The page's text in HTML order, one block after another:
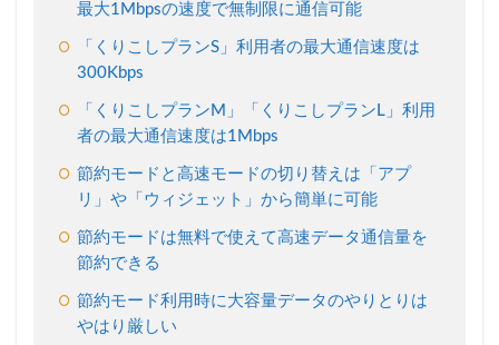
バイ
「ア
プ
から
簡単
約モ
ード
動で
きる
2.3
UQモ
最大1Mbpsの速度で無制限に通信可能
「くりこしプランS」利用者の最大通信速度は
300Kbps
「くりこしプランM」「くりこしプランL」利用
者の最大通信速度は1Mbps
節約モードと高速モードの切り替えは「アプ
リ」や「ウィジェット」から簡単に可能
節約モードは無料で使えて高速データ通信量を
節約できる
節約モード利用時に大容量データのやりとりは
やはり厳しい